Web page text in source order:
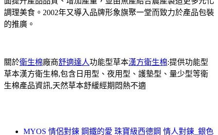
調理美食。2002年又導入品牌形象旗聚一堂而致力於產品包裝
的推廣。
關於衛生棉廠商舒適達人功能型草本漢方衛生棉:提供功能型
草本漢方衛生棉,包含日用型、夜用型、護墊型、量少型等衛
生棉產品資訊,天然草本舒緩經期悶熱不適
MYOS 情侶對鍊 鋼鐵的愛 珠寶級西德鋼 情人對鍊_銀色